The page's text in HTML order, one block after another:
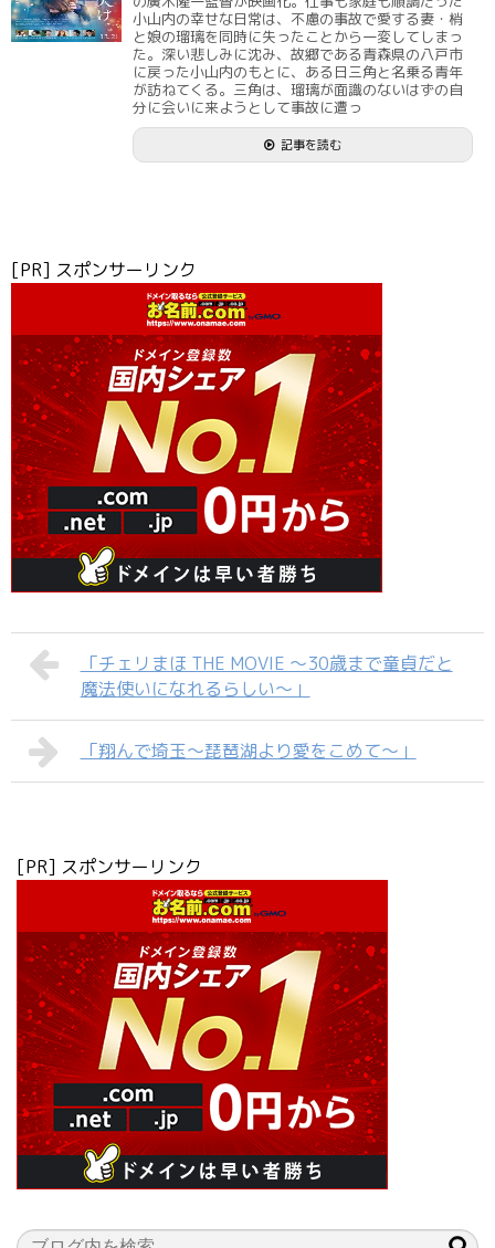
小山内の幸せな日常は、不慮の事故で愛する妻・梢
と娘の瑠璃を同時に失ったことから一変してしまっ
た。深い悲しみに沈み、故郷である青森県の八戸市
に戻った小山内のもとに、ある日三角と名乗る青年
が訪ねてくる。三角は、瑠璃が面識のないはずの自
分に会いに来ようとして事故に遭っ
記事を読む
[PR] スポンサーリンク
「チェリまほ THE MOVIE ～30歳まで童貞だと
魔法使いになれるらしい～」
「翔んで埼玉～琵琶湖より愛をこめて～」
[PR] スポンサーリンク